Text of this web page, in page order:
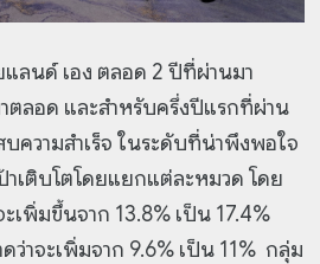
แลนด์ เอง ตลอด 2 ปีที่ผ่านมา
ตลอด และสำหรับครึ่งปีแรกที่ผ่าน
ความสำเร็จ ในระดับที่น่าพึงพอใจ
เติบโตโดยแยกแต่ละหมวด โดย
เพิ่มขึ้นจาก 13.8% เป็น 17.4%
ว่าจะเพิ่มจาก 9.6% เป็น 11% กลุ่ม